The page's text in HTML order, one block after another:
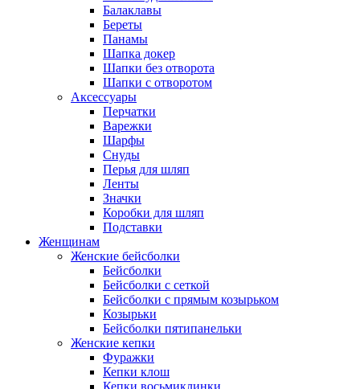
Балаклавы
Береты
Панамы
Шапка докер
Шапки без отворота
Шапки с отворотом
Аксессуары
Перчатки
Варежки
Шарфы
Снуды
Перья для шляп
Ленты
Значки
Коробки для шляп
Подставки
Женщинам
Женские бейсболки
Бейсболки
Бейсболки с сеткой
Бейсболки с прямым козырьком
Козырьки
Бейсболки пятипанельки
Женские кепки
Фуражки
Кепки клош
Кепки восьмиклинки